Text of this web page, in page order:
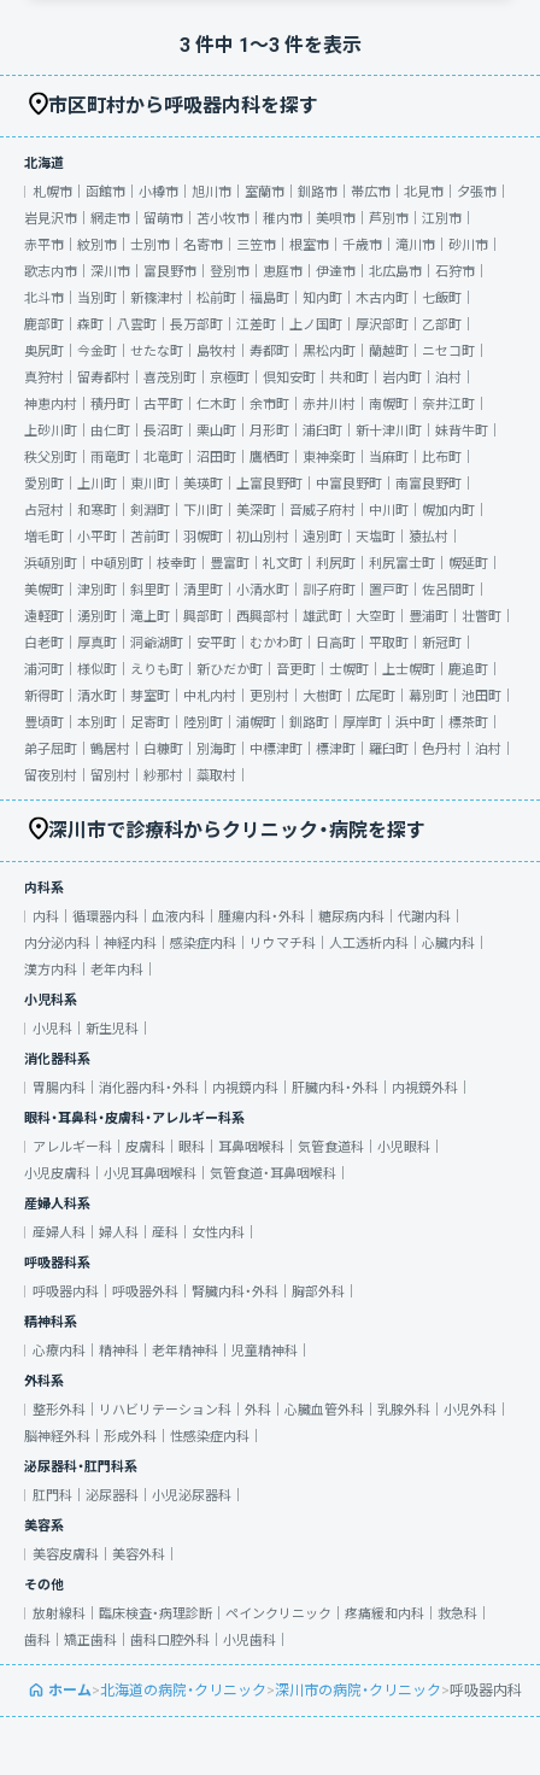
3件中 1〜3件を表示
市区町村から呼吸器内科を探す
北海道
札幌市｜ 函館市｜ 小樽市｜ 旭川市｜ 室蘭市｜ 釧路市｜ 帯広市｜ 北見市｜ 夕張市｜
岩見沢市｜ 網走市｜ 留萌市｜ 苫小牧市｜ 稚内市｜ 美唄市｜ 芦別市｜ 江別市｜
赤平市｜ 紋別市｜ 士別市｜ 名寄市｜ 三笠市｜ 根室市｜ 千歳市｜ 滝川市｜ 砂川市｜
歌志内市｜ 深川市｜ 富良野市｜ 登別市｜ 恵庭市｜ 伊達市｜ 北広島市｜ 石狩市｜
北斗市｜ 当別町｜ 新篠津村｜ 松前町｜ 福島町｜ 知内町｜ 木古内町｜ 七飯町｜
鹿部町｜ 森町｜ 八雲町｜ 長万部町｜ 江差町｜ 上ノ国町｜ 厚沢部町｜ 乙部町｜
奥尻町｜ 今金町｜ せたな町｜ 島牧村｜ 寿都町｜ 黒松内町｜ 蘭越町｜ ニセコ町｜
真狩村｜ 留寿都村｜ 喜茂別町｜ 京極町｜ 倶知安町｜ 共和町｜ 岩内町｜ 泊村｜
神恵内村｜ 積丹町｜ 古平町｜ 仁木町｜ 余市町｜ 赤井川村｜ 南幌町｜ 奈井江町｜
上砂川町｜ 由仁町｜ 長沼町｜ 栗山町｜ 月形町｜ 浦臼町｜ 新十津川町｜ 妹背牛町｜
秩父別町｜ 雨竜町｜ 北竜町｜ 沼田町｜ 鷹栖町｜ 東神楽町｜ 当麻町｜ 比布町｜
愛別町｜ 上川町｜ 東川町｜ 美瑛町｜ 上富良野町｜ 中富良野町｜ 南富良野町｜
占冠村｜ 和寒町｜ 剣淵町｜ 下川町｜ 美深町｜ 音威子府村｜ 中川町｜ 幌加内町｜
増毛町｜ 小平町｜ 苫前町｜ 羽幌町｜ 初山別村｜ 遠別町｜ 天塩町｜ 猿払村｜
浜頓別町｜ 中頓別町｜ 枝幸町｜ 豊富町｜ 礼文町｜ 利尻町｜ 利尻富士町｜ 幌延町｜
美幌町｜ 津別町｜ 斜里町｜ 清里町｜ 小清水町｜ 訓子府町｜ 置戸町｜ 佐呂間町｜
遠軽町｜ 湧別町｜ 滝上町｜ 興部町｜ 西興部村｜ 雄武町｜ 大空町｜ 豊浦町｜ 壮瞥町｜
白老町｜ 厚真町｜ 洞爺湖町｜ 安平町｜ むかわ町｜ 日高町｜ 平取町｜ 新冠町｜
浦河町｜ 様似町｜ えりも町｜ 新ひだか町｜ 音更町｜ 士幌町｜ 上士幌町｜ 鹿追町｜
新得町｜ 清水町｜ 芽室町｜ 中札内村｜ 更別村｜ 大樹町｜ 広尾町｜ 幕別町｜ 池田町｜
豊頃町｜ 本別町｜ 足寄町｜ 陸別町｜ 浦幌町｜ 釧路町｜ 厚岸町｜ 浜中町｜ 標茶町｜
弟子屈町｜ 鶴居村｜ 白糠町｜ 別海町｜ 中標津町｜ 標津町｜ 羅臼町｜ 色丹村｜ 泊村｜
留夜別村｜ 留別村｜ 紗那村｜ 蘂取村｜
深川市で診療科からクリニック・病院を探す
内科系
内科｜ 循環器内科｜ 血液内科｜ 腫瘍内科・外科｜ 糖尿病内科｜ 代謝内科｜
内分泌内科｜ 神経内科｜ 感染症内科｜ リウマチ科｜ 人工透析内科｜ 心臓内科｜
漢方内科｜ 老年内科｜
小児科系
小児科｜ 新生児科｜
消化器科系
胃腸内科｜ 消化器内科・外科｜ 内視鏡内科｜ 肝臓内科・外科｜ 内視鏡外科｜
眼科・耳鼻科・皮膚科・アレルギー科系
アレルギー科｜ 皮膚科｜ 眼科｜ 耳鼻咽喉科｜ 気管食道科｜ 小児眼科｜
小児皮膚科｜ 小児耳鼻咽喉科｜ 気管食道・耳鼻咽喉科｜
産婦人科系
産婦人科｜ 婦人科｜ 産科｜ 女性内科｜
呼吸器科系
呼吸器内科｜ 呼吸器外科｜ 腎臓内科・外科｜ 胸部外科｜
精神科系
心療内科｜ 精神科｜ 老年精神科｜ 児童精神科｜
外科系
整形外科｜
リハビリテーション科｜ 外科｜ 心臓血管外科｜ 乳腺外科｜ 小児外科｜
脳神経外科｜ 形成外科｜ 性感染症内科｜
泌尿器科・肛門科系
肛門科｜ 泌尿器科｜ 小児泌尿器科｜
美容系
美容皮膚科｜ 美容外科｜
その他
放射線科｜ 臨床検査・病理診断｜ ペインクリニック｜ 疼痛緩和内科｜ 救急科｜
歯科｜ 矯正歯科｜ 歯科口腔外科｜ 小児歯科｜
ホーム>北海道の病院・クリニック>深川市の病院・クリニック>呼吸器内科